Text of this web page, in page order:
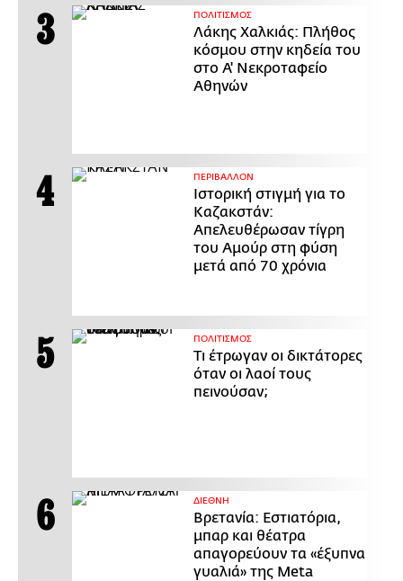
ΠΟΛΙΤΙΣΜΟΣ
Λάκης Χαλκιάς: Πλήθος
κόσμου στην κηδεία του
στο Α' Νεκροταφείο
Αθηνών
ΠΕΡΙΒΑΛΛΟΝ
Ιστορική στιγμή για το
Καζακστάν:
Απελευθέρωσαν τίγρη
του Αμούρ στη φύση
μετά από 70 χρόνια
ΠΟΛΙΤΙΣΜΟΣ
Τι έτρωγαν οι δικτάτορες
όταν οι λαοί τους
πεινούσαν;
ΔΙΕΘΝΗ
Βρετανία: Εστιατόρια,
μπαρ και θέατρα
απαγορεύουν τα «έξυπνα
γυαλιά» της Meta